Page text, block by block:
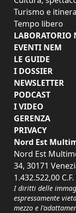
Turismo e
Tempo libero
LABORATORIO
EVENTI NEM
LE GUIDE
I DOSSIER
NEWSLETTER
PODCAST
I VIDEO
GERENZA
PRIVACY
Nord Est
Nord Est
34, 30171
1.432.522,00
I diritti delle
espressamente
mezzo e